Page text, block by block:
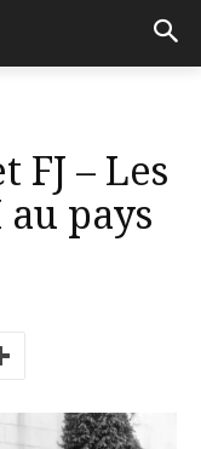
FJ – Les
pays